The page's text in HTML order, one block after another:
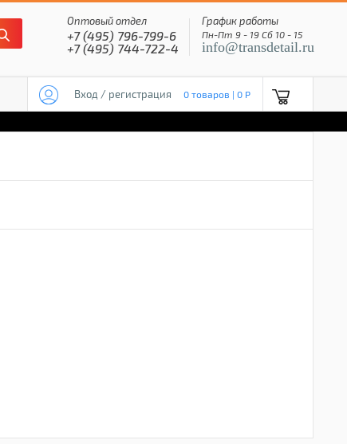
Оптовый отдел
+7 (495) 796-799-6
+7 (495) 744-722-4
График работы
Пн-Пт 9 - 19 Сб 10 - 15
info@transdetail.ru
Вход / регистрация 0 товаров | 0 P